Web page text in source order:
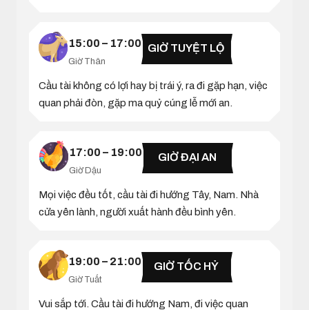
15:00 – 17:00
Giờ Thân
GIỜ TUYỆT LỘ
Cầu tài không có lợi hay bị trái ý, ra đi gặp hạn, việc
quan phải đòn, gặp ma quỷ cúng lễ mới an.
17:00 – 19:00
Giờ Dậu
GIỜ ĐẠI AN
Mọi việc đều tốt, cầu tài đi hướng Tây, Nam. Nhà
cửa yên lành, người xuất hành đều bình yên.
19:00 – 21:00
Giờ Tuất
GIỜ TỐC HỶ
Vui sắp tới. Cầu tài đi hướng Nam, đi việc quan